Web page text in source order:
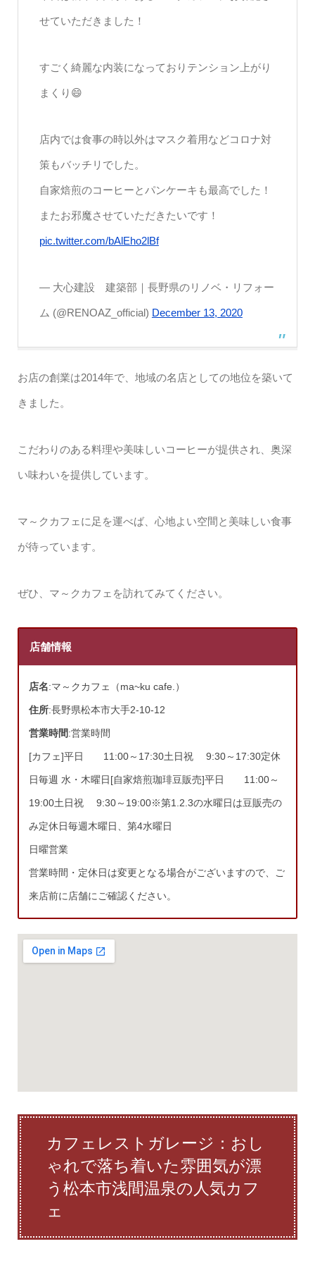
せていただきました！
すごく綺麗な内装になっておりテンション上がり
まくり😄
店内では食事の時以外はマスク着用などコロナ対
策もバッチリでした。
自家焙煎のコーヒーとパンケーキも最高でした！
またお邪魔させていただきたいです！
pic.twitter.com/bAlEho2lBf
— 大心建設 建築部｜長野県のリノベ・リフォー
ム (@RENOAZ_official) December 13, 2020
お店の創業は2014年で、地域の名店としての地位を築いて
きました。
こだわりのある料理や美味しいコーヒーが提供され、奥深
い味わいを提供しています。
マ～クカフェに足を運べば、心地よい空間と美味しい食事
が待っています。
ぜひ、マ～クカフェを訪れてみてください。
店舗情報
店名:マ～クカフェ（ma~ku cafe.）
住所:長野県松本市大手2-10-12
営業時間:営業時間
[カフェ]平日 11:00～17:30土日祝 9:30～17:30定休
日毎週 水・木曜日[自家焙煎珈琲豆販売]平日 11:00～
19:00土日祝 9:30～19:00※第1.2.3の水曜日は豆販売の
み定休日毎週木曜日、第4水曜日
日曜営業
営業時間・定休日は変更となる場合がございますので、ご
来店前に店舗にご確認ください。
カフェレストガレージ：おし
ゃれで落ち着いた雰囲気が漂
う松本市浅間温泉の人気カフ
ェ